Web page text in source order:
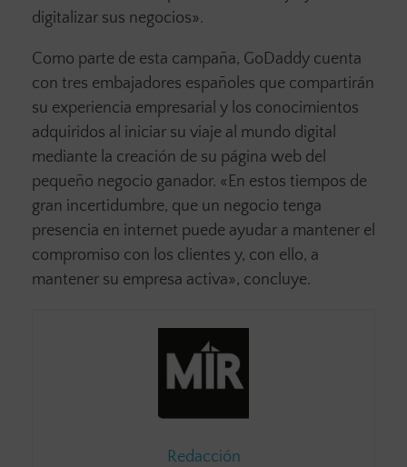
digitalizar sus negocios».
Como parte de esta campaña, GoDaddy cuenta
con tres embajadores españoles que compartirán
su experiencia empresarial y los conocimientos
adquiridos al iniciar su viaje al mundo digital
mediante la creación de su página web del
pequeño negocio ganador. «En estos tiempos de
gran incertidumbre, que un negocio tenga
presencia en internet puede ayudar a mantener el
compromiso con los clientes y, con ello, a
mantener su empresa activa», concluye.
Redacción